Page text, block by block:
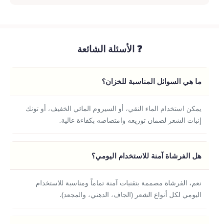
❓ الأسئلة الشائعة
ما هي السوائل المناسبة للخزان؟
يمكن استخدام الماء النقي، أو السيروم المائي الخفيف، أو تونك
إنبات الشعر لضمان توزيعه وامتصاصه بكفاءة عالية.
هل الفرشاة آمنة للاستخدام اليومي؟
نعم، الفرشاة مصممة بتقنيات آمنة تماماً ومناسبة للاستخدام
اليومي لكل أنواع الشعر (الجاف، الدهني، والمجعد).